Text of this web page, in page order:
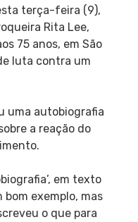
terça-feira (9),
Rita Lee,
75 anos, em São
luta contra um
uma autobiografia
a reação do
em texto
exemplo, mas
o que para